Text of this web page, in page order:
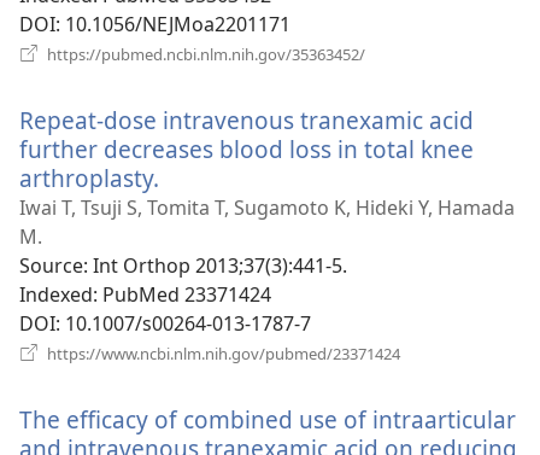
DOI‎: 10.1056/NEJMoa2201171
https://pubmed.ncbi.nlm.nih.gov/35363452/
вікні)
Repeat-dose intravenous tranexamic acid
further decreases blood loss in total knee
arthroplasty.
у
вікні)
Iwai T, Tsuji S, Tomita T, Sugamoto K, Hideki Y, Hamada
M.
Source‎: Int Orthop 2013;37(3):441-5.
Indexed‎: PubMed 23371424
DOI‎: 10.1007/s00264-013-1787-7
https://www.ncbi.nlm.nih.gov/pubmed/23371424
вікні)
The efficacy of combined use of intraarticular